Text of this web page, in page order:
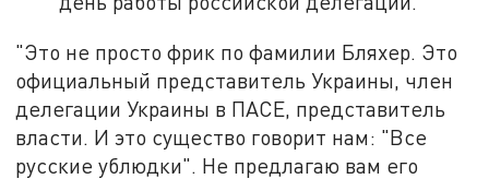
"Это не просто фрик по фамилии Бляхер. Это
официальный представитель Украины, член
делегации Украины в ПАСЕ, представитель
власти. И это существо говорит нам: "Все
русские ублюдки". Не предлагаю вам его